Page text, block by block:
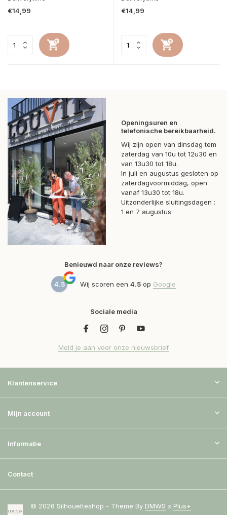
€14,99 €14,99
Openingsuren en
telefonische bereikbaarheid.
Wij zijn open van dinsdag tem
zaterdag van 10u tot 12u30 en
van 13u30 tot 18u.
In juli en augustus gesloten op
zaterdagvoormiddag, open
vanaf 13u30 tot 18u.
Uitzonderlijke sluitingsdagen :
1 en 7 augustus.
Benieuwd naar onze reviews?
4.5 Wij scoren een 4.5 op Google
Sociale media
Meld je aan voor onze nieuwsbrief
Klantenservice
Mijn account
Informatie
Contact
© 2026 Silhouetteshop - Theme By DMWS x Plus+